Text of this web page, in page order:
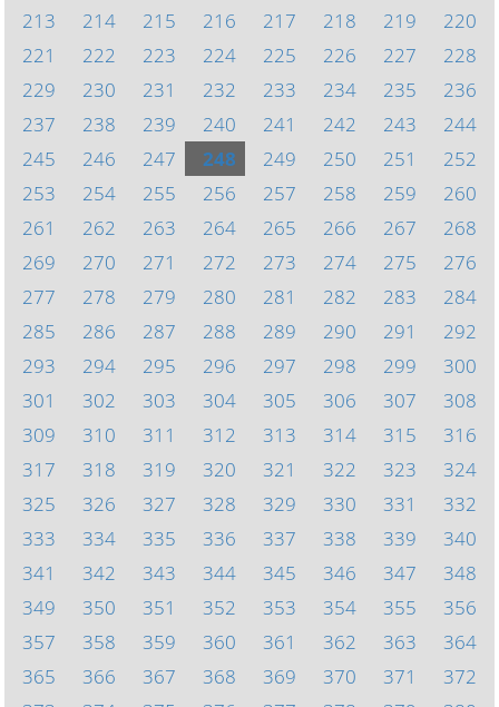
213
214 215 216 217 218 219
220
221
222 223 224 225 226 227
228
229
230 231 232 233 234 235
236
237
238 239 240 241 242 243
244
245
246 247 248 249 250 251
252
253
254 255 256 257 258 259
260
261
262 263 264 265 266 267
268
269
270 271 272 273 274 275
276
277
278 279 280 281 282 283
284
285
286 287 288 289 290 291
292
293
294 295 296 297 298 299
300
301
302 303 304 305 306 307
308
309
310 311 312 313 314 315
316
317
318 319 320 321 322 323
324
325
326 327 328 329 330 331
332
333
334 335 336 337 338 339
340
341
342 343 344 345 346 347
348
349
350 351 352 353 354 355
356
357
358 359 360 361 362 363
364
365
366 367 368 369 370 371
372